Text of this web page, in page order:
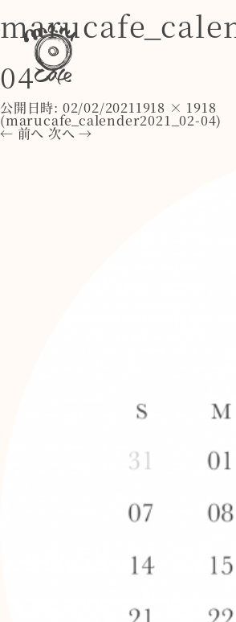
04
公開日時: 02/02/20211918 × 1918
(marucafe_calender2021_02-04)
← 前へ 次へ →